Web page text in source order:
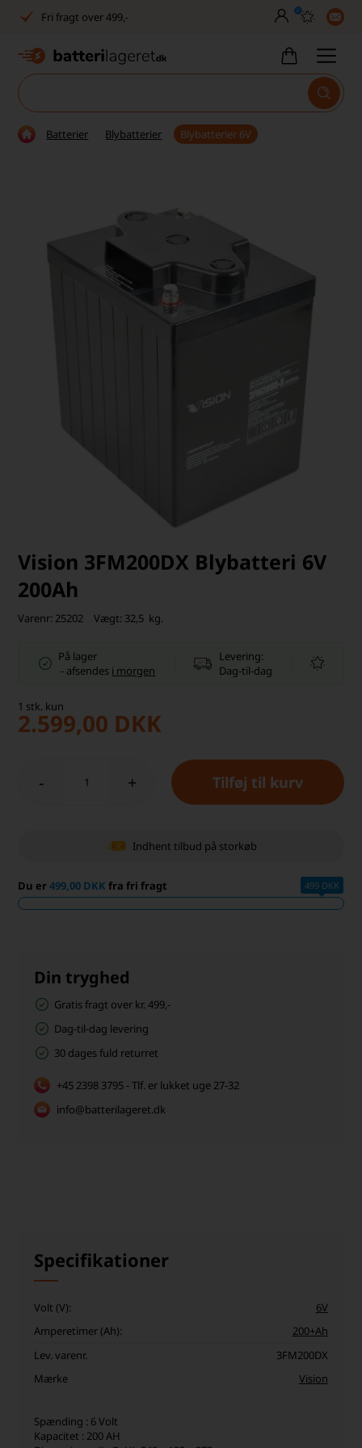
Fri fragt over 499,-
Dansk lager
Fri fragt over 499,-
30 dages returret
0
Batterier Blybatterier Blybatterier 6V
Vision 3FM200DX Blybatteri 6V
200Ah
Varenr: 25202 Vægt: 32,5 kg.
På lager
- afsendes i morgen
Levering:
Dag-til-dag
1 stk. kun
2.599,00 DKK
- +
Indhent tilbud på storkøb
Du er499,00 DKK fra fri fragt 499 DKK
Din tryghed
Gratis fragt over kr. 499,-
Dag-til-dag levering
30 dages fuld returret
+45 2398 3795 - Tlf. er lukket uge 27-32
info@batterilageret.dk
Specifikationer
Volt (V):
6V
Amperetimer (Ah):
200+Ah
Lev. varenr.
3FM200DX
Mærke
Vision
Spænding : 6 Volt
Kapacitet : 200 AH